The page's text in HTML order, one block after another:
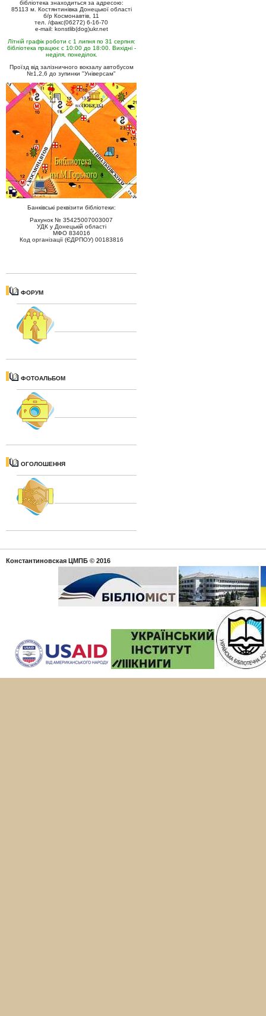
бібліотека знаходиться за адресою:
85113 м. Костянтинівка Донецької області
б/р Космонавтів, 11
тел. /факс(06272) 6-16-70
e-mail: konstlib(dog)ukr.net
Літній графік роботи с 1 липня по 31 серпня:
бібліотека працює с 10:00 до 18:00. Вихідні -
неділя, понеділок.
Проїзд від залізничного вокзалу автобусом
№1,2,6 до зупинки "Універсам"
Банківські реквізити бібліотеки:
Рахунок № 35425007003007
УДК у Донецькій області
МФО 834016
Код організації (ЄДРПОУ) 00183816
ФОРУМ
ФОТОАЛЬБОМ
ОГОЛОШЕННЯ
Константиновская ЦМПБ © 2016